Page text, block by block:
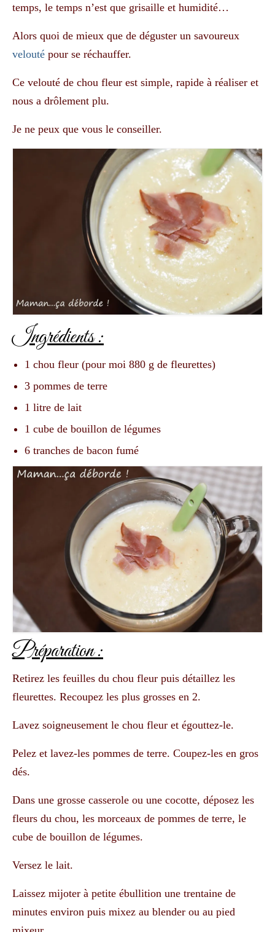
temps, le temps n’est que grisaille et humidité…
Alors quoi de mieux que de déguster un savoureux
velouté pour se réchauffer.
Ce velouté de chou fleur est simple, rapide à réaliser et
nous a drôlement plu.
Je ne peux que vous le conseiller.
Ingrédients :
1 chou fleur (pour moi 880 g de fleurettes)
3 pommes de terre
1 litre de lait
1 cube de bouillon de légumes
6 tranches de bacon fumé
Préparation :
Retirez les feuilles du chou fleur puis détaillez les
fleurettes. Recoupez les plus grosses en 2.
Lavez soigneusement le chou fleur et égouttez-le.
Pelez et lavez-les pommes de terre. Coupez-les en gros
dés.
Dans une grosse casserole ou une cocotte, déposez les
fleurs du chou, les morceaux de pommes de terre, le
cube de bouillon de légumes.
Versez le lait.
Laissez mijoter à petite ébullition une trentaine de
minutes environ puis mixez au blender ou au pied